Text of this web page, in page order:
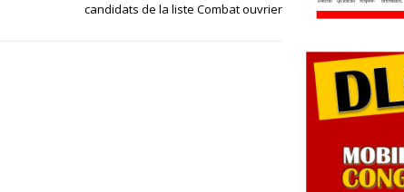
candidats de la liste Combat ouvrier